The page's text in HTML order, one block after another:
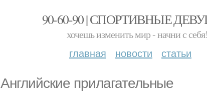
90-60-90 | СПОРТИВНЫЕ
хочешь изменить мир - начни с себя!
главная новости статьи
Английские прилагательные